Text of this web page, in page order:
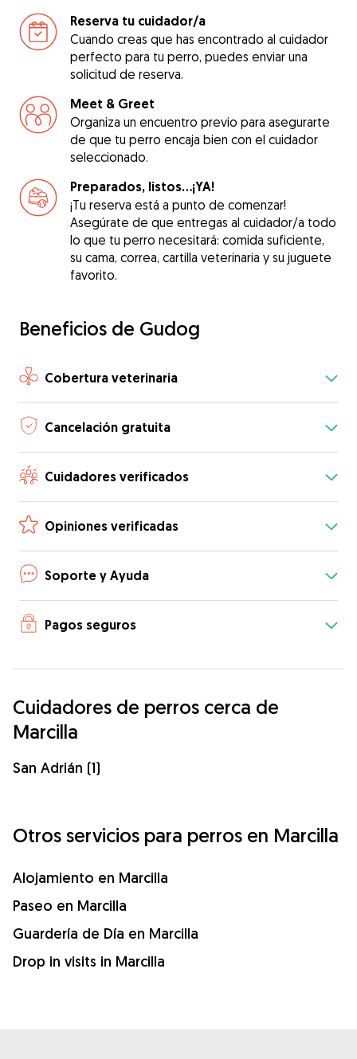
Reserva tu cuidador/a
Cuando creas que has encontrado al cuidador
perfecto para tu perro, puedes enviar una
solicitud de reserva.
Meet & Greet
Organiza un encuentro previo para asegurarte
de que tu perro encaja bien con el cuidador
seleccionado.
Preparados, listos...¡YA!
¡Tu reserva está a punto de comenzar!
Asegúrate de que entregas al cuidador/a todo
lo que tu perro necesitará: comida suficiente,
su cama, correa, cartilla veterinaria y su juguete
favorito.
Beneficios de Gudog
Cobertura veterinaria
Cancelación gratuita
Cuidadores verificados
Opiniones verificadas
Soporte y Ayuda
Pagos seguros
Cuidadores de perros cerca de
Marcilla
San Adrián (1)
Otros servicios para perros en Marcilla
Alojamiento en Marcilla
Paseo en Marcilla
Guardería de Día en Marcilla
Drop in visits in Marcilla